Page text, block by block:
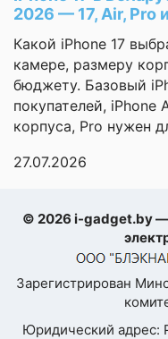
Поддержка карт
памяти
Количество
физических SIM-
карт
Формат SIM-карты
Платформа
Процессор
Тактовая частота
процессора
—
Комментарий
Политикой
конфиденциальности
2026 — 17, Air, Pro
Какой iPhone 17
камере, размеру
бюджету. Базовый
покупателей, iPhone
корпуса, Pro нужен
27.07.2026
© 2026 i-gadget.by —
Зарегистрирован
Юридический адрес: